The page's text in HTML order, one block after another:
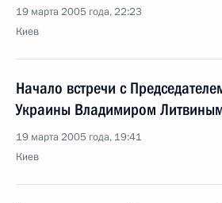
19 марта 2005 года, 22:23
Киев
Начало встречи с
Украины Владимиром
19 марта 2005 года, 19:41
Киев